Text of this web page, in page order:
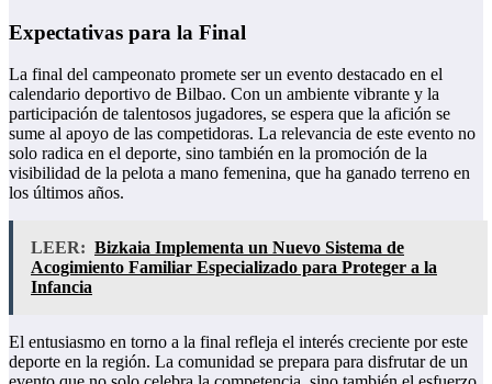
Expectativas para la Final
La final del campeonato promete ser un evento destacado en el
calendario deportivo de Bilbao. Con un ambiente vibrante y la
participación de talentosos jugadores, se espera que la afición se
sume al apoyo de las competidoras. La relevancia de este evento no
solo radica en el deporte, sino también en la promoción de la
visibilidad de la pelota a mano femenina, que ha ganado terreno en
los últimos años.
LEER: Bizkaia Implementa un Nuevo Sistema de
Acogimiento Familiar Especializado para Proteger a la
Infancia
El entusiasmo en torno a la final refleja el interés creciente por este
deporte en la región. La comunidad se prepara para disfrutar de un